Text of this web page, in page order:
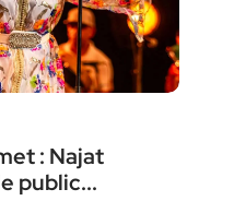
: Najat
public...